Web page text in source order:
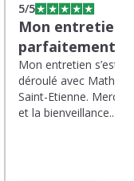
5/5
Mon entretien
parfaitement…
Mon entretien s’est
déroulé avec Mathias
Saint-Etienne. Merci
et la bienveillance...